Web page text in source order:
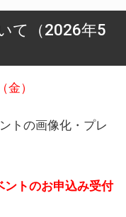
て（2026年5
金）
トの画像化・プレ
トのお申込み受付